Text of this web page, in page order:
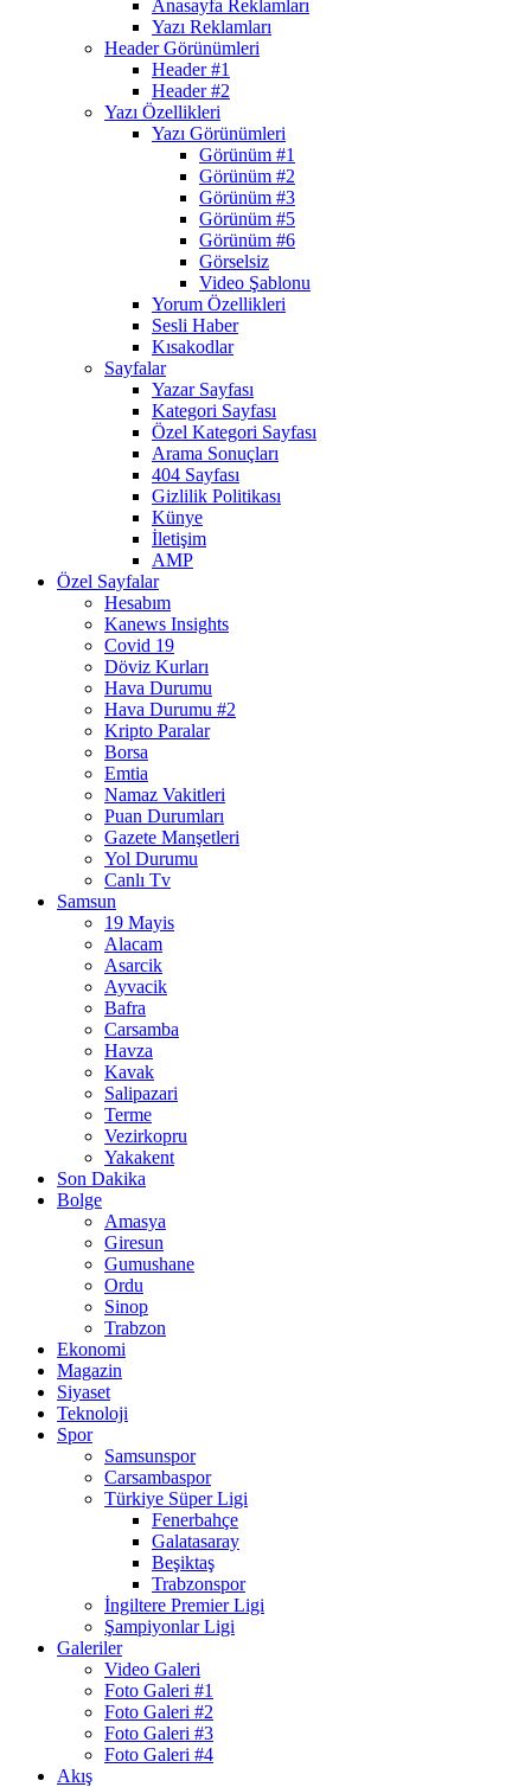
Anasayfa Reklamları
Yazı Reklamları
Header Görünümleri
Header #1
Header #2
Yazı Özellikleri
Yazı Görünümleri
Görünüm #1
Görünüm #2
Görünüm #3
Görünüm #5
Görünüm #6
Görselsiz
Video Şablonu
Yorum Özellikleri
Sesli Haber
Kısakodlar
Sayfalar
Yazar Sayfası
Kategori Sayfası
Özel Kategori Sayfası
Arama Sonuçları
404 Sayfası
Gizlilik Politikası
Künye
İletişim
AMP
Özel Sayfalar
Hesabım
Kanews Insights
Covid 19
Döviz Kurları
Hava Durumu
Hava Durumu #2
Kripto Paralar
Borsa
Emtia
Namaz Vakitleri
Puan Durumları
Gazete Manşetleri
Yol Durumu
Canlı Tv
Samsun
19 Mayis
Alacam
Asarcik
Ayvacik
Bafra
Carsamba
Havza
Kavak
Salipazari
Terme
Vezirkopru
Yakakent
Son Dakika
Bolge
Amasya
Giresun
Gumushane
Ordu
Sinop
Trabzon
Ekonomi
Magazin
Siyaset
Teknoloji
Spor
Samsunspor
Carsambaspor
Türkiye Süper Ligi
Fenerbahçe
Galatasaray
Beşiktaş
Trabzonspor
İngiltere Premier Ligi
Şampiyonlar Ligi
Galeriler
Video Galeri
Foto Galeri #1
Foto Galeri #2
Foto Galeri #3
Foto Galeri #4
Akış